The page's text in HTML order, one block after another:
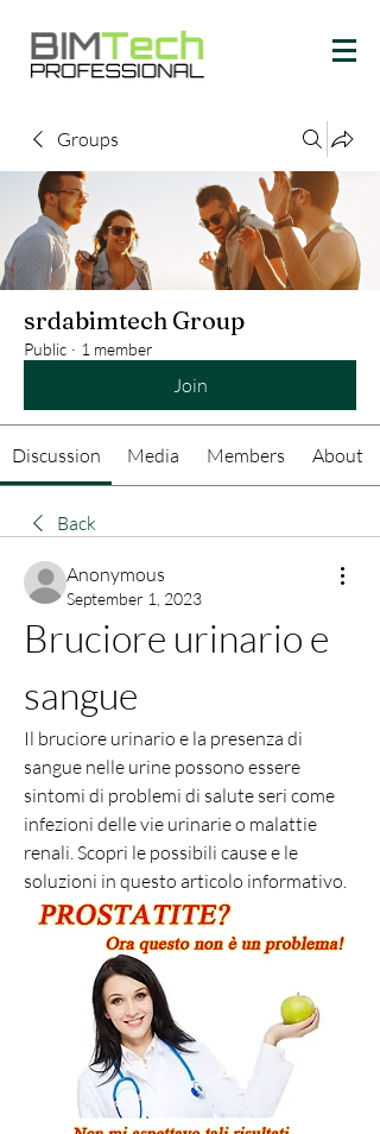
Groups
srdabimtech Group
Public · 1 member
Join
Discussion Media Members About
Back
Anonymous
September 1, 2023
Bruciore urinario e
sangue
Il bruciore urinario e la presenza di
sangue nelle urine possono essere
sintomi di problemi di salute seri come
infezioni delle vie urinarie o malattie
renali. Scopri le possibili cause e le
soluzioni in questo articolo informativo.